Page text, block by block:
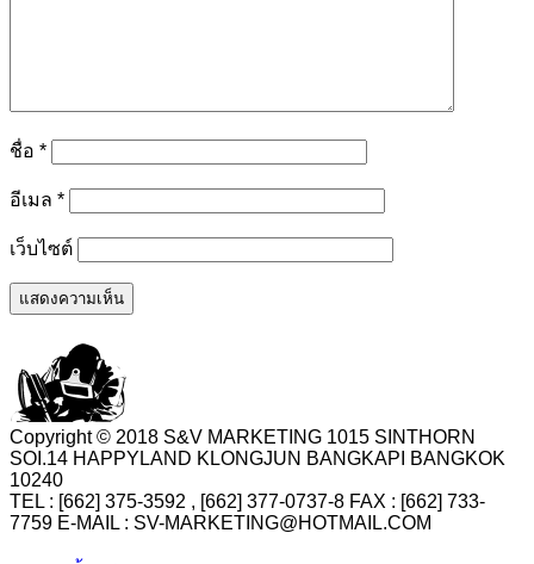
ชื่อ *
อีเมล *
เว็บไซต์
Copyright © 2018 S&V MARKETING 1015 SINTHORN
SOI.14 HAPPYLAND KLONGJUN BANGKAPI BANGKOK
10240
TEL : [662] 375-3592 , [662] 377-0737-8 FAX : [662] 733-
7759 E-MAIL : SV-MARKETING@HOTMAIL.COM